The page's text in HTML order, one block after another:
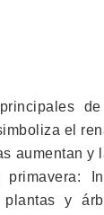
el
aumentan y
y